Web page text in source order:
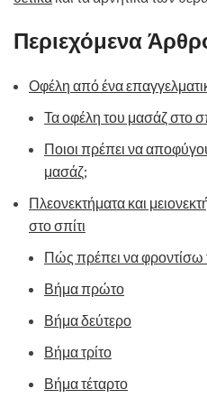
Περιεχόμενα
Οφέλη από ένα
Τα οφέλη του μασάζ στο
Ποιοι πρέπει να
μασάζ;
Πλεονεκτήματα και
στο σπίτι
Πώς πρέπει να φροντίσω
Βήμα πρώτο
Βήμα δεύτερο
Βήμα τρίτο
Βήμα τέταρτο